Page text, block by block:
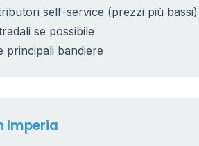
self-service (prezzi più bassi)
se possibile
principali bandiere
Imperia